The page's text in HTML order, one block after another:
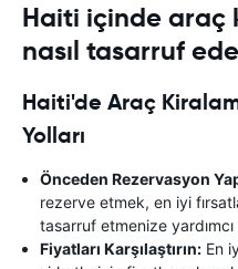
Haiti içinde araç
nasıl tasarruf
Haiti'de Araç
Yolları
Önceden Rezervasyon
rezerve etmek, en iyi
tasarruf etmenize yardımcı
Fiyatları Karşılaştırın: En